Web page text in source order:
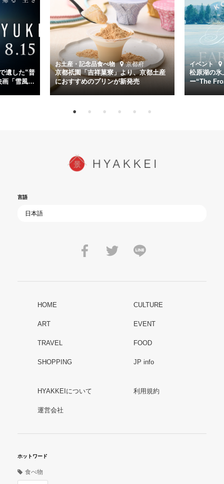
幸平を玉木宏が演じるほか、奥平大兼、田中麗奈、石丸幹二、益岡徹
など実力派俳優が共演。そして戦艦大和と運命を共にした帝国海軍・
第二艦隊司令長官、伊藤整一を中井貴一が圧倒的な存在感で演じ切
る。
時代が再び、分断と暴力に揺れる現代。本作は「同じ過ちを繰り返す
道を歩んではいないか」と、彼らが命をかけて守りたいと願っ
た”今”を生きる私達に問いかける。戦後80年、戦争の記憶が薄れゆく
今だからこそ、尊い平和の価値を未来に繋ぐ作品『雪風 YUKIKAZE』
を多くの方にご覧いただきたい。
遺した”普
画「雪風
お土産・記念品食べ物 京都府
京都祇園「吉祥菓寮」より、京都土産
におすすめのプリンが新発売
イベント
松原湖の氷
ー“The
言語
HOME CULTURE
ART EVENT
TRAVEL FOOD
SHOPPING JP info
HYAKKEIについて 利用規約
運営会社
ホットワード
食べ物